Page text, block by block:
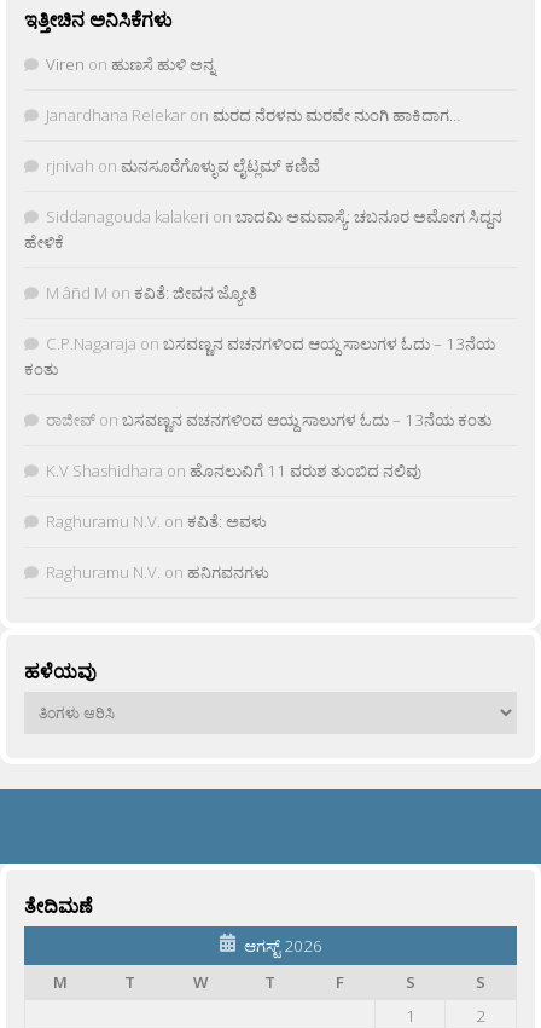
ಇತ್ತೀಚಿನ ಅನಿಸಿಕೆಗಳು
Viren on ಹುಣಸೆ ಹುಳಿ ಅನ್ನ
Janardhana Relekar on ಮರದ ನೆರಳನು ಮರವೇ ನುಂಗಿ ಹಾಕಿದಾಗ…
rjnivah on ಮನಸೂರೆಗೊಳ್ಳುವ ಲೈಟ್ಲಮ್ ಕಣಿವೆ
Siddanagouda kalakeri on ಬಾದಮಿ ಅಮವಾಸ್ಯೆ: ಚಬನೂರ ಅಮೋಗ ಸಿದ್ದನ
ಹೇಳಿಕೆ
M âñd M on ಕವಿತೆ: ಜೀವನ ಜ್ಯೋತಿ
C.P.Nagaraja on ಬಸವಣ್ಣನ ವಚನಗಳಿಂದ ಆಯ್ದ ಸಾಲುಗಳ ಓದು – 13ನೆಯ
ಕಂತು
ರಾಜೀವ್ on ಬಸವಣ್ಣನ ವಚನಗಳಿಂದ ಆಯ್ದ ಸಾಲುಗಳ ಓದು – 13ನೆಯ ಕಂತು
K.V Shashidhara on ಹೊನಲುವಿಗೆ 11 ವರುಶ ತುಂಬಿದ ನಲಿವು
Raghuramu N.V. on ಕವಿತೆ: ಅವಳು
Raghuramu N.V. on ಹನಿಗವನಗಳು
ಹಳೆಯವು
ಹಳೆಯವು
ತೇದಿಮಣೆ
ಆಗಸ್ಟ್ 2026
M
T W T F S
S
1
2